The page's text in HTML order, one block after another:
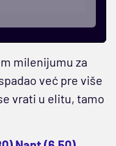
milenijumu za
već pre više
vrati u elitu, tamo